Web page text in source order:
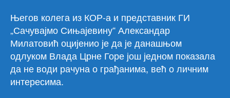
Његов колега из КОР-а и представник ГИ
„Сачувајмо Сињајевину“ Александар
Милатовић оцијенио је да је данашњом
одлуком Влада Црне Горе још једном показала
да не води рачуна о грађанима, већ о личним
интересима.